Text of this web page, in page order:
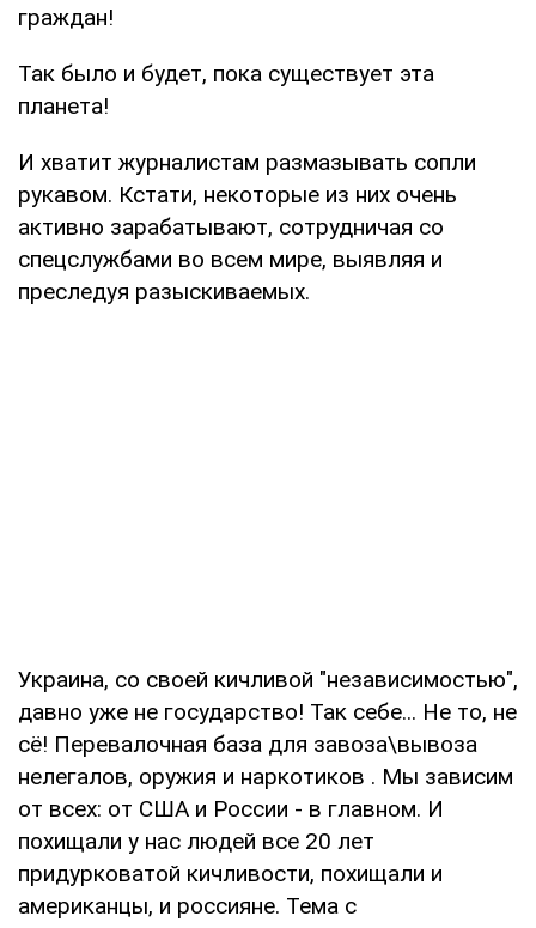
граждан!
Так было и будет, пока существует эта
планета!
И хватит журналистам размазывать сопли
рукавом. Кстати, некоторые из них очень
активно зарабатывают, сотрудничая со
спецслужбами во всем мире, выявляя и
преследуя разыскиваемых.
Украина, со своей кичливой "независимостью",
давно уже не государство! Так себе... Не то, не
сё! Перевалочная база для завоза\вывоза
нелегалов, оружия и наркотиков . Мы зависим
от всех: от США и России - в главном. И
похищали у нас людей все 20 лет
придурковатой кичливости, похищали и
американцы, и россияне. Тема с